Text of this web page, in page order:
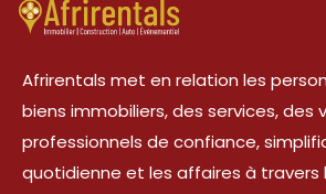
Afrirentals met en relation les
biens immobiliers, des services, des
professionnels de confiance,
quotidienne et les affaires à travers